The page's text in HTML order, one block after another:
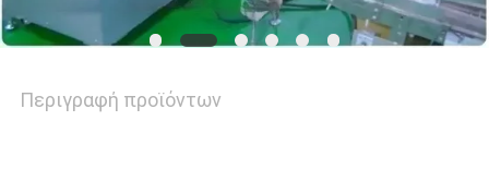
ΕΙΔΉΣΕΙΣ
ΥΠΟΘΈΣΕΙΣ
Περιγραφή προϊόντων